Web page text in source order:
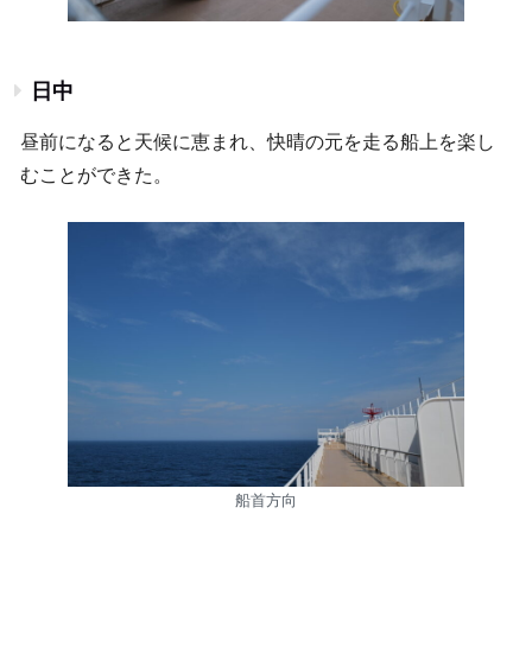
日中
昼前になると天候に恵まれ、快晴の元を走る船上を楽し
むことができた。
船首方向